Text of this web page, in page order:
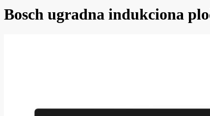
Bosch ugradna indukciona